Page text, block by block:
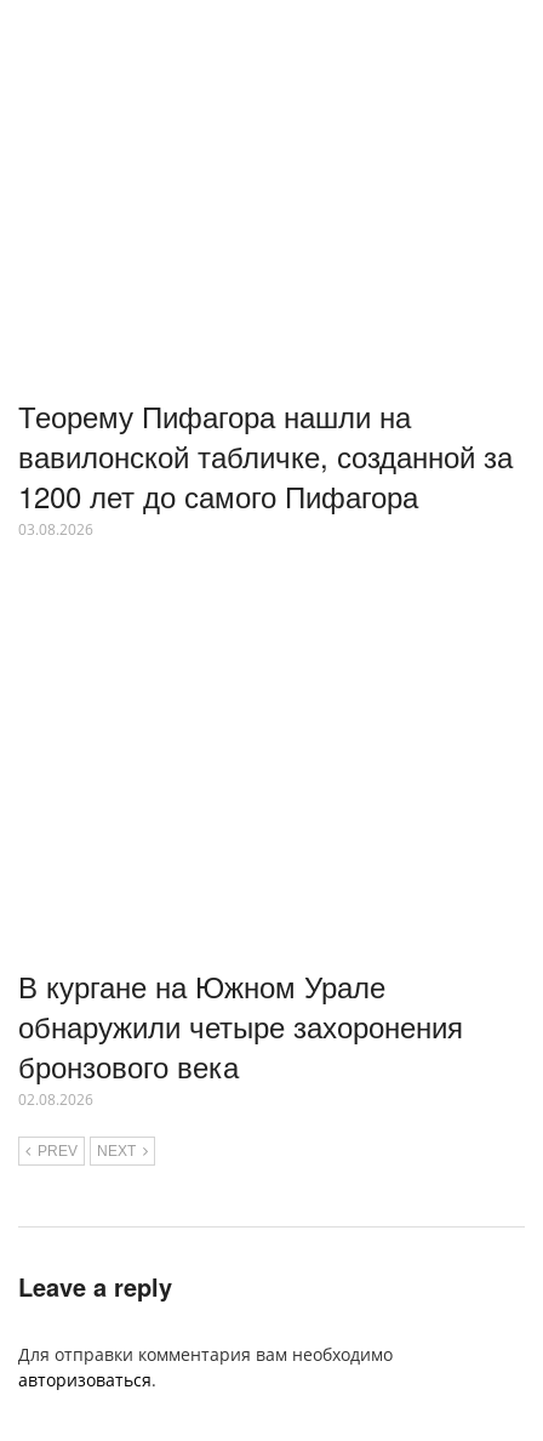
Теорему Пифагора нашли на
вавилонской табличке, созданной за
1200 лет до самого Пифагора
03.08.2026
В кургане на Южном Урале
обнаружили четыре захоронения
бронзового века
02.08.2026
PREV NEXT
Leave a reply
Для отправки комментария вам необходимо
авторизоваться.